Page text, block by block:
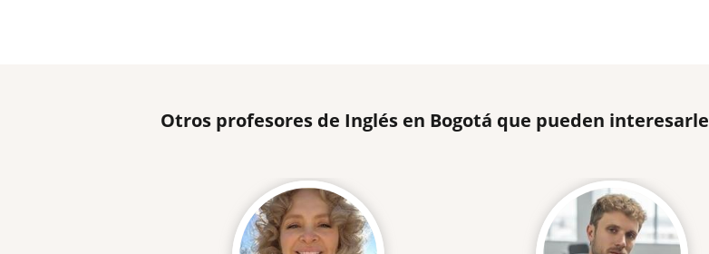
Otros profesores de Inglés en Bogotá que pueden interesarle